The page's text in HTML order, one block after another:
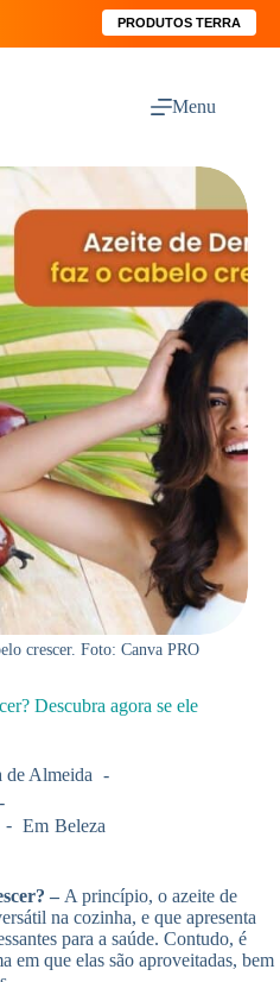
PRODUTOS TERRA
Menu
crescer. Foto: Canva PRO
Descubra agora se ele
de Almeida
Em Beleza
– A princípio, o azeite de
na cozinha, e que apresenta
para a saúde. Contudo, é
em que elas são aproveitadas, bem